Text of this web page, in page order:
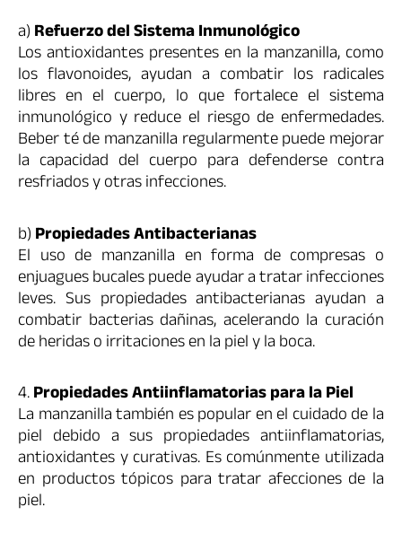
a)Refuerzo del Sistema Inmunológico
Los antioxidantes presentes en la manzanilla, como
los flavonoides, ayudan a combatir los radicales
libres en el cuerpo, lo que fortalece el sistema
inmunológico y reduce el riesgo de enfermedades.
Beber té de manzanilla regularmente puede mejorar
la capacidad del cuerpo para defenderse contra
resfriados y otras infecciones.
b)Propiedades Antibacterianas
El uso de manzanilla en forma de compresas o
enjuagues bucales puede ayudar a tratar infecciones
leves. Sus propiedades antibacterianas ayudan a
combatir bacterias dañinas, acelerando la curación
de heridas o irritaciones en la piel y la boca.
4.Propiedades Antiinflamatorias para la Piel
La manzanilla también es popular en el cuidado de la
piel debido a sus propiedades antiinflamatorias,
antioxidantes y curativas. Es comúnmente utilizada
en productos tópicos para tratar afecciones de la
piel.